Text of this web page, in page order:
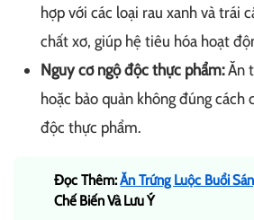
hợp với các loại rau xanh và trái
chất xơ, giúp hệ tiêu hóa hoạt
Nguy cơ ngộ độc thực phẩm:Ăn
hoặc bảo quản không đúng cách
độc thực phẩm.
Đọc Thêm:Ăn Trứng Luộc Buổi
Chế Biến Và Lưu Ý